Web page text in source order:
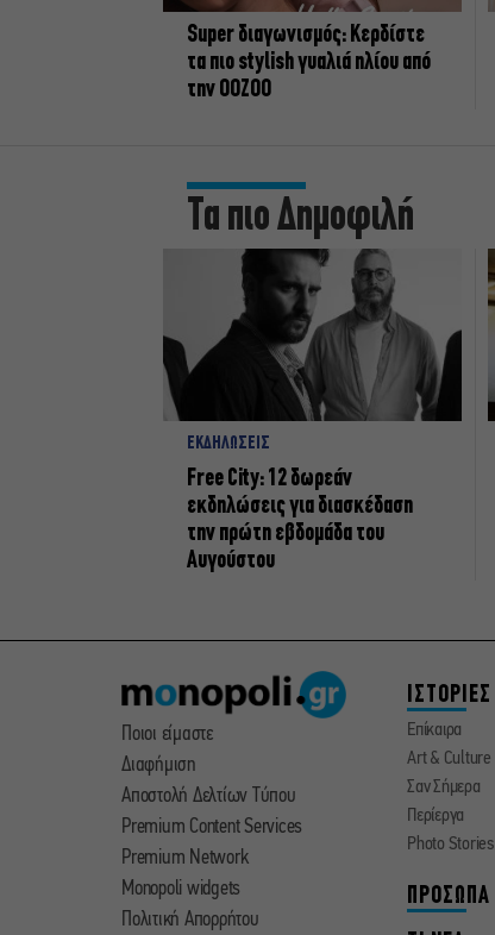
Super διαγωνισμός: Κερδίστε
τα πιο stylish γυαλιά ηλίου από
την OOZOO
Τα πιο Δημοφιλή
ΕΚΔΗΛΩΣΕΙΣ
Free City: 12 δωρεάν
εκδηλώσεις για διασκέδαση
την πρώτη εβδομάδα του
Αυγούστου
Ποιοι είμαστε
Διαφήμιση
Αποστολή Δελτίων Τύπου
Premium Content Services
Premium Network
Monopoli widgets
Πολιτική Απορρήτου
ΙΣΤΟΡΙΕΣ
Επίκαιρα
Art & Culture
Σαν Σήμερα
Περίεργα
Photo Stories
ΠΡΟΣΩΠΑ